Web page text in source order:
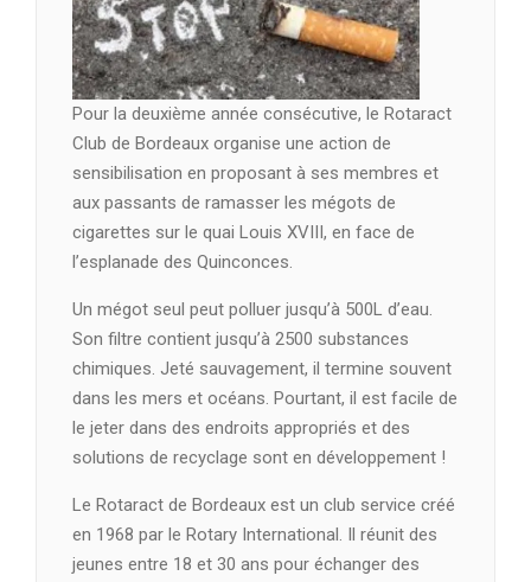
Pour la deuxième année consécutive, le Rotaract
Club de Bordeaux organise une action de
sensibilisation en proposant à ses membres et
aux passants de ramasser les mégots de
cigarettes sur le quai Louis XVIII, en face de
l’esplanade des Quinconces.
Un mégot seul peut polluer jusqu’à 500L d’eau.
Son filtre contient jusqu’à 2500 substances
chimiques. Jeté sauvagement, il termine souvent
dans les mers et océans. Pourtant, il est facile de
le jeter dans des endroits appropriés et des
solutions de recyclage sont en développement !
Le Rotaract de Bordeaux est un club service créé
en 1968 par le Rotary International. Il réunit des
jeunes entre 18 et 30 ans pour échanger des